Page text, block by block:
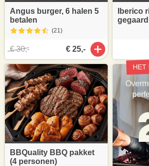
Angus burger, 6 halen 5
betalen
(21)
€ 30,- € 25,-
Iberico
gegaard
BBQuality BBQ pakket
(4 personen)
HET